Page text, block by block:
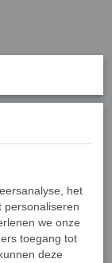
Roze
het
personaliseren
we onze
toegang tot
deze